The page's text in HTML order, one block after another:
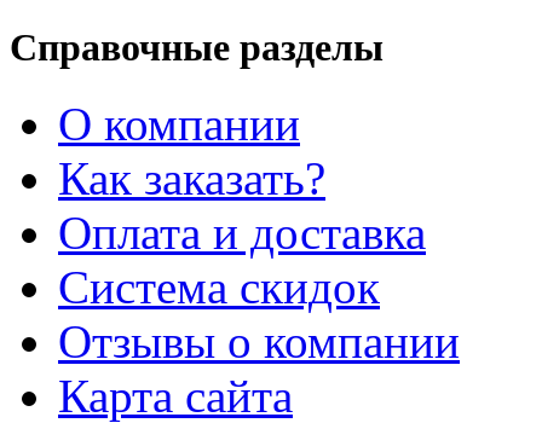
Справочные разделы
О компании
Как заказать?
Оплата и доставка
Система скидок
Отзывы о компании
Карта сайта